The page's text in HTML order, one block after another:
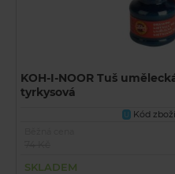
KOH-I-NOOR Tuš
tyrkysová
U
Kód
SKLADEM